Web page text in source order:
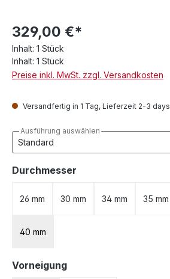
329,00 €*
Inhalt: 1 Stück
Inhalt: 1 Stück
Preise inkl. MwSt. zzgl. Versandkosten
Versandfertig in 1 Tag, Lieferzeit 2-3 days
Ausführung auswählen
Durchmesser
26 mm 30 mm 34 mm 35 mm
40 mm
Vorneigungauswählen